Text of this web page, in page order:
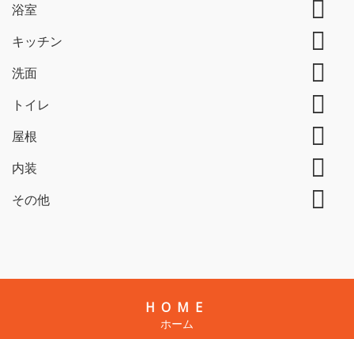
浴室
キッチン
洗面
トイレ
屋根
内装
その他
HOME
ホーム